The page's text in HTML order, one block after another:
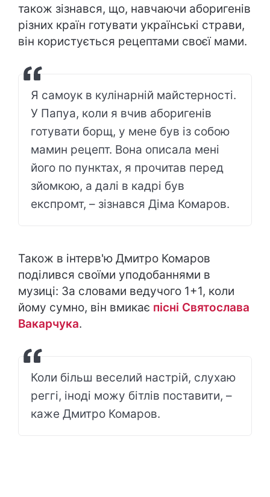
також зізнався, що, навчаючи аборигенів
різних країн готувати українські страви,
він користується рецептами своєї мами.
Я самоук в кулінарній майстерності.
У Папуа, коли я вчив аборигенів
готувати борщ, у мене був із собою
мамин рецепт. Вона описала мені
його по пунктах, я прочитав перед
зйомкою, а далі в кадрі був
експромт, – зізнався Діма Комаров.
Також в інтерв'ю Дмитро Комаров
поділився своїми уподобаннями в
музиці: За словами ведучого 1+1, коли
йому сумно, він вмикає пісні Святослава
Вакарчука.
Коли більш веселий настрій, слухаю
реггі, іноді можу бітлів поставити, –
каже Дмитро Комаров.